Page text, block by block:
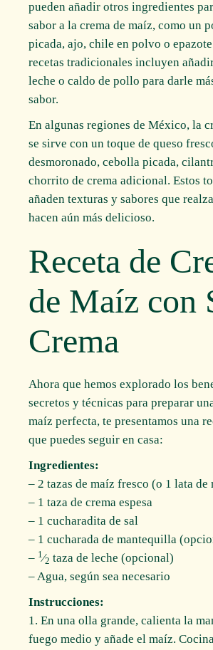
pueden añadir otros ingredientes
sabor a la crema de maíz, como un
picada, ajo, chile en polvo o
recetas tradicionales incluyen
leche o caldo de pollo para darle
sabor.
En algunas regiones de México, la
se sirve con un toque de queso
desmoronado, cebolla picada,
chorrito de crema adicional. Estos
añaden texturas y sabores que
hacen aún más delicioso.
Receta de
de Maíz con
Crema
Ahora que hemos explorado los
secretos y técnicas para preparar
maíz perfecta, te presentamos una
que puedes seguir en casa:
Ingredientes:
– 2 tazas de maíz fresco (o 1 lata de
– 1 taza de crema espesa
– 1 cucharadita de sal
– 1 cucharada de mantequilla
– 1 ⁄2 taza de leche (opcional)
– Agua, según sea necesario
Instrucciones:
1. En una olla grande, calienta la
fuego medio y añade el maíz.